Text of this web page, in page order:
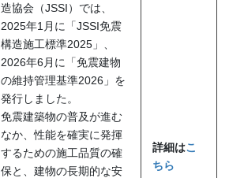
造協会（JSSI）では、
2025年1月に「JSSI免震
構造施工標準2025」、
2026年6月に「免震建物
の維持管理基準2026」を
発行しました。
免震建築物の普及が進む
なか、性能を確実に発揮
するための施工品質の確
保と、建物の長期的な安
詳細はこ
ちら